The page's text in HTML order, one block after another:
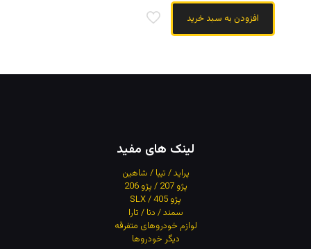
افزودن به سبد خرید
لینک های مفید
پراید / تیبا / شاهین
پژو 207 / پژو 206
پژو 405 / SLX
سمند / دنا / تارا
لوازم خودروهای متفرقه
دیگر خودروها